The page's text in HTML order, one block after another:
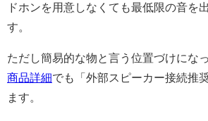
ドホンを用意しなくても最低限の音を
す。
ただし簡易的な物と言う位置づけにな
商品詳細でも「外部スピーカー接続推
ます。